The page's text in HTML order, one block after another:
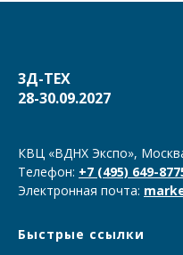
3Д-ТЕХ
28-30.09.2027
КВЦ «ВДНХ Экспо»,
Телефон: +7 (495) 649-
Электронная почта:
Быстрые ссылки